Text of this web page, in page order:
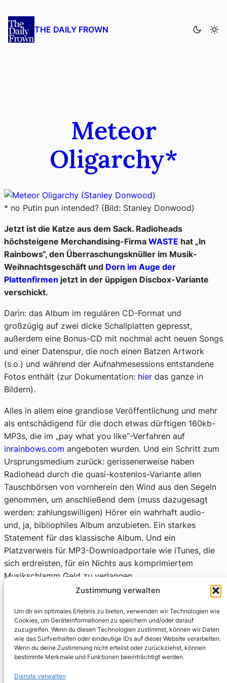
Zustimmung verwalten
Um dir ein optimales Erlebnis zu bieten, verwenden wir Technologien wie
Cookies, um Geräteinformationen zu speichern und/oder darauf
zuzugreifen. Wenn du diesen Technologien zustimmst, können wir Daten
wie das Surfverhalten oder eindeutige IDs auf dieser Website verarbeiten.
Wenn du deine Zustimmung nicht erteilst oder zurückziehst, können
bestimmte Merkmale und Funktionen beeinträchtigt werden.
Dienste verwalten
Inhalt
springen
THE DAILY FROWN
Meteor
Oligarchy*
* no Putin pun intended? (Bild: Stanley Donwood)
Jetzt ist die Katze aus dem Sack. Radioheads
höchsteigene Merchandising-Firma WASTE hat „In
Rainbows“, den Überraschungsknüller im Musik-
Weihnachtsgeschäft und Dorn im Auge der
Plattenfirmen jetzt in der üppigen Discbox-Variante
verschickt.
Darin: das Album im regulären CD-Format und
großzügig auf zwei dicke Schallplatten gepresst,
außerdem eine Bonus-CD mit nochmal acht neuen Songs
und einer Datenspur, die noch einen Batzen Artwork
(s.o.) und während der Aufnahmesessions entstandene
Fotos enthält (zur Dokumentation: hier das ganze in
Bildern).
Alles in allem eine grandiose Veröffentlichung und mehr
als entschädigend für die doch etwas dürftigen 160kb-
MP3s, die im „pay what you like“-Verfahren auf
inrainbows.com angeboten wurden. Und ein Schritt zum
Ursprungsmedium zurück: gerissenerweise haben
Radiohead durch die quasi-kostenlos-Variante allen
Tauschbörsen von vornherein den Wind aus den Segeln
genommen, um anschließend dem (muss dazugesagt
werden: zahlungswilligen) Hörer ein wahrhaft audio-
und, ja, bibliophiles Album anzubieten. Ein starkes
Statement für das klassische Album. Und ein
Platzverweis für MP3-Downloadportale wie iTunes, die
sich erdreisten, für ein Nichts aus komprimiertem
Musikschlamm Geld zu verlangen.
Fabian Thomas